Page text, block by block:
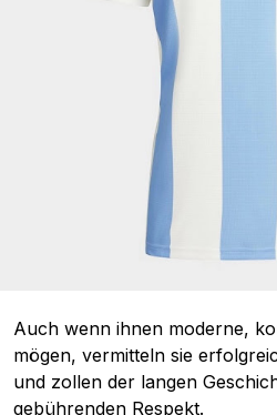
Auch wenn ihnen moderne,
mögen, vermitteln sie
und zollen der langen
gebührenden Respekt.